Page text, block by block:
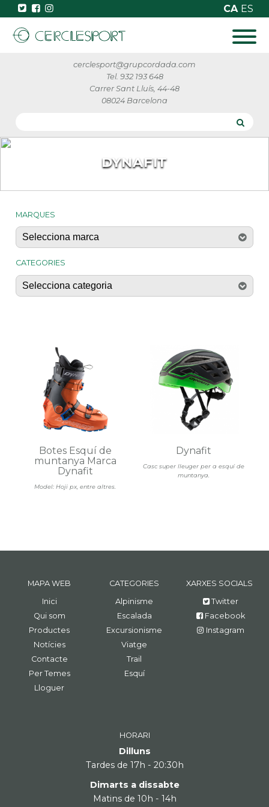
CA ES
cerclesport@grupcordada.com
Tel. 932 193 648
Carrer Sant Lluís, 44-48
08024 Barcelona
DYNAFIT
MARQUES
CATEGORIES
Model: Hoji px, entre altres.
Botes Esquí de
muntanya Marca
Dynafit
Casc super lleuger per a esquí de
muntanya.
Dynafit
MAPA WEB
Inici
Qui som
Productes
Notícies
Contacte
Per Temes
Lloguer
CATEGORIES
Alpinisme
Escalada
Excursionisme
Viatge
Trail
Esquí
XARXES SOCIALS
Twitter
Facebook
Instagram
HORARI
Dilluns
Tardes de 17h - 20:30h
Dimarts a dissabte
Matins de 10h - 14h